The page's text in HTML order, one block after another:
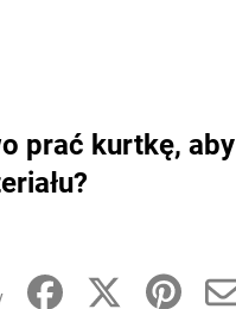
prać kurtkę,